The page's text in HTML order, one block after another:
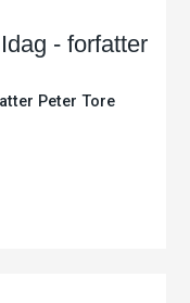
- forfatter
Peter Tore